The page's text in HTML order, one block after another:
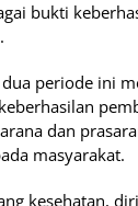
bukti
dua periode ini
dan
masyarakat.
kesehatan,